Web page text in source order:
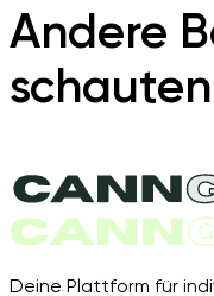
Andere
Deine Plattform für